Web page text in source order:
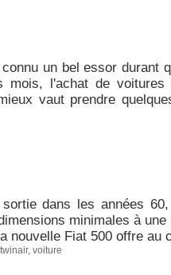
un bel essor durant
mois, l'achat de
vaut prendre
dans les années
minimales à
nouvelle Fiat 500 offre au
twinair, voiture